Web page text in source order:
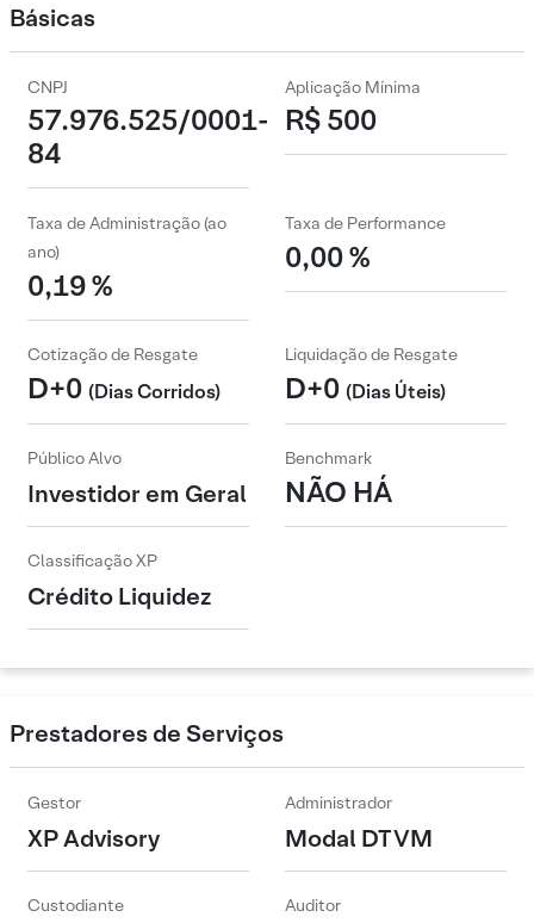
Básicas
CNPJ
57.976.525/0001-
84
Aplicação Mínima
R$ 500
Taxa de Administração (ao
ano)
0,19 %
Taxa de Performance
0,00 %
Cotização de Resgate
D+0 (Dias Corridos)
Liquidação de Resgate
D+0 (Dias Úteis)
Público Alvo
Investidor em Geral
Benchmark
NÃO HÁ
Classificação XP
Crédito Liquidez
Prestadores de Serviços
Gestor
XP Advisory
Administrador
Modal DTVM
Custodiante Auditor